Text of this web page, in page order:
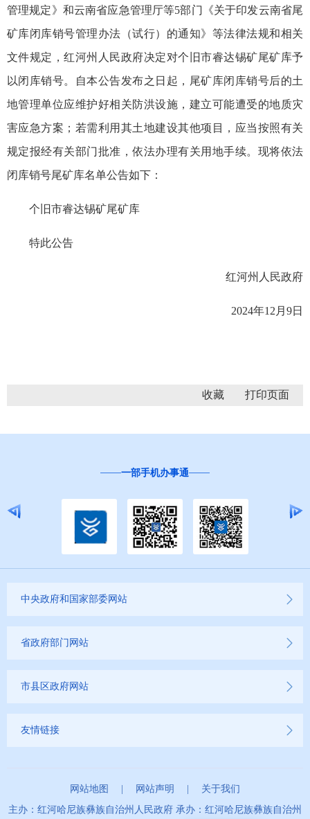
管理规定》和云南省应急管理厅等5部门《关于印发云南省尾
矿库闭库销号管理办法（试行）的通知》等法律法规和相关
文件规定，红河州人民政府决定对个旧市睿达锡矿尾矿库予
以闭库销号。自本公告发布之日起，尾矿库闭库销号后的土
地管理单位应维护好相关防洪设施，建立可能遭受的地质灾
害应急方案；若需利用其土地建设其他项目，应当按照有关
规定报经有关部门批准，依法办理有关用地手续。现将依法
闭库销号尾矿库名单公告如下：
个旧市睿达锡矿尾矿库
特此公告
红河州人民政府
2024年12月9日
收藏
一部手机办事通
中央政府和国家部委网站
省政府部门网站
市县区政府网站
友情链接
网站地图 网站声明
关于我们
主办：红河哈尼族彝族自治州人民政府 承办：红河哈尼族彝族自治州